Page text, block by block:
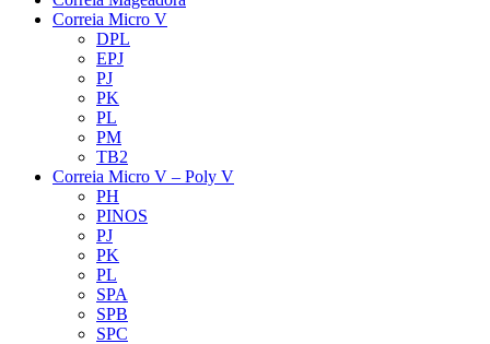
Correia Micro V
DPL
EPJ
PJ
PK
PL
PM
TB2
Correia Micro V – Poly V
PH
PINOS
PJ
PK
PL
SPA
SPB
SPC